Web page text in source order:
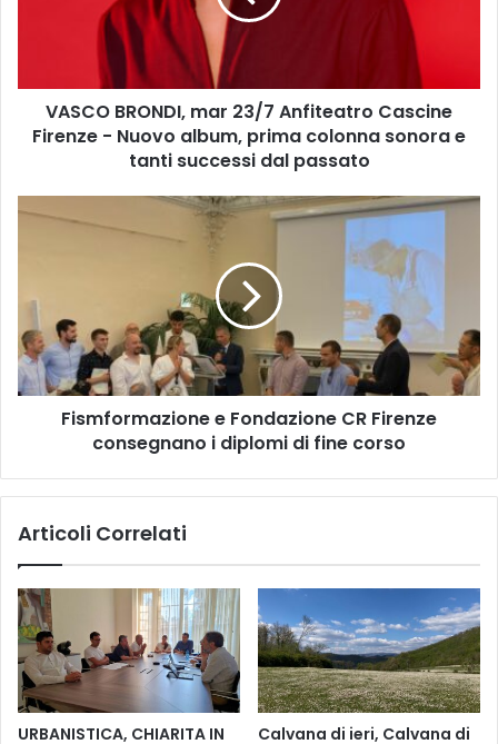
N
A
n
f
a
r
a
s
c
i
n
e
F
VASCO BRONDI, mar 23/7 Anfiteatro Cascine
Firenze - Nuovo album, prima colonna sonora e
tanti successi dal passato
F
r
m
a
e
n
d
a
z
Fismformazione e Fondazione CR Firenze
consegnano i diplomi di fine corso
Articoli Correlati
URBANISTICA, CHIARITA IN Calvana di ieri, Calvana di